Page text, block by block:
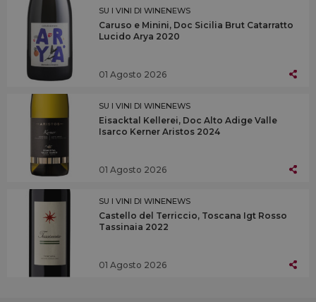
SU I VINI DI WINENEWS
Caruso e Minini, Doc Sicilia Brut Catarratto
Lucido Arya 2020
01 Agosto 2026
SU I VINI DI WINENEWS
Eisacktal Kellerei, Doc Alto Adige Valle
Isarco Kerner Aristos 2024
01 Agosto 2026
SU I VINI DI WINENEWS
Castello del Terriccio, Toscana Igt Rosso
Tassinaia 2022
01 Agosto 2026